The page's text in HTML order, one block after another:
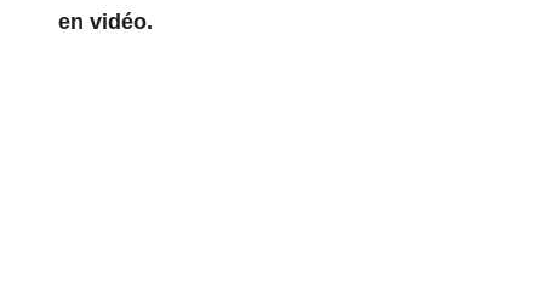
en vidéo.